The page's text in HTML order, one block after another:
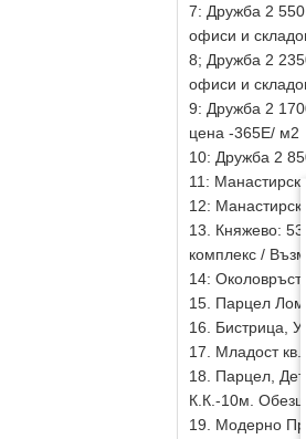
7: Дружба 2
офиси и
8; Дружба 2
офиси и
9: Дружба 2
цена -365Е/ м2
10: Дружба 2
11:
12:
13. Княжево:
комплекс /
14:
15. Парцел
16. Бистрица,
17. Младост
18. Парцел,
К.К.-10м.
19. Модерно